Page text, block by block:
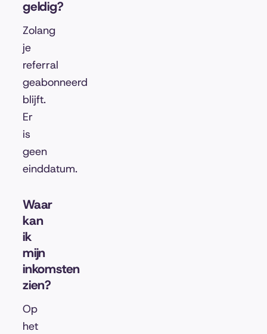
geldig?
Zolang
je
referral
geabonneerd
blijft.
Er
is
geen
einddatum.
Waar
kan
ik
mijn
inkomsten
zien?
Op
het